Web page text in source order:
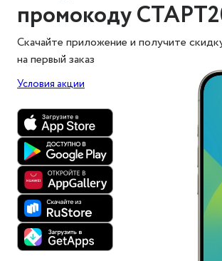
промокоду
Скачайте приложение и получите
на первый заказ
Условия акции